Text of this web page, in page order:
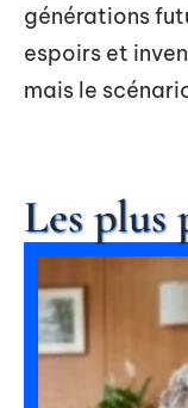
générations
espoirs et
mais le
Les plus